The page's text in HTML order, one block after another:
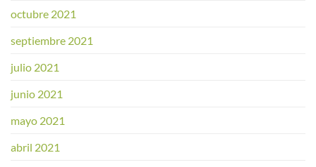
octubre 2021
septiembre 2021
julio 2021
junio 2021
mayo 2021
abril 2021